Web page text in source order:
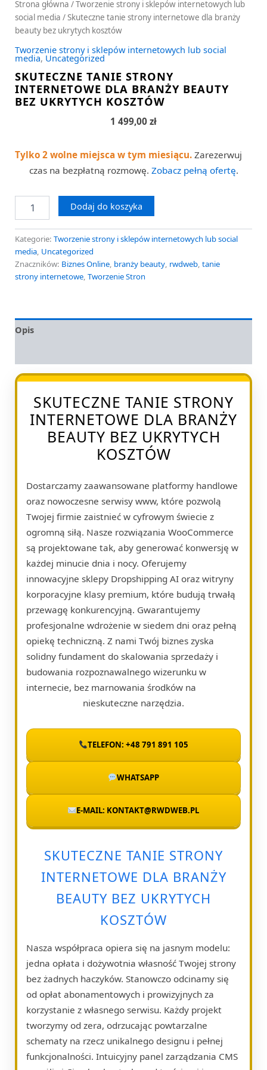
Strona główna /Tworzenie strony i sklepów internetowych lub
social media / Skuteczne tanie strony internetowe dla branży
beauty bez ukrytych kosztów
Tworzenie strony i sklepów internetowych lub social
media, Uncategorized
SKUTECZNE TANIE STRONY
INTERNETOWE DLA BRANŻY BEAUTY
BEZ UKRYTYCH KOSZTÓW
1 499,00 zł
Tylko 2 wolne miejsca w tym miesiącu. Zarezerwuj
czas na bezpłatną rozmowę. Zobacz pełną ofertę.
Dodaj do koszyka
Kategorie: Tworzenie strony i sklepów internetowych lub social
media, Uncategorized
Znaczników: Biznes Online, branży beauty, rwdweb, tanie
strony internetowe, Tworzenie Stron
Opis
SKUTECZNE TANIE STRONY
INTERNETOWE DLA BRANŻY
BEAUTY BEZ UKRYTYCH
KOSZTÓW
Dostarczamy zaawansowane platformy handlowe
oraz nowoczesne serwisy www, które pozwolą
Twojej firmie zaistnieć w cyfrowym świecie z
ogromną siłą. Nasze rozwiązania WooCommerce
są projektowane tak, aby generować konwersję w
każdej minucie dnia i nocy. Oferujemy
innowacyjne sklepy Dropshipping AI oraz witryny
korporacyjne klasy premium, które budują trwałą
przewagę konkurencyjną. Gwarantujemy
profesjonalne wdrożenie w siedem dni oraz pełną
opiekę techniczną. Z nami Twój biznes zyska
solidny fundament do skalowania sprzedaży i
budowania rozpoznawalnego wizerunku w
internecie, bez marnowania środków na
nieskuteczne narzędzia.
TELEFON: +48 791 891 105
WHATSAPP
E-MAIL: KONTAKT@RWDWEB.PL
SKUTECZNE TANIE STRONY
INTERNETOWE DLA BRANŻY
BEAUTY BEZ UKRYTYCH
KOSZTÓW
Nasza współpraca opiera się na jasnym modelu:
jedna opłata i dożywotnia własność Twojej strony
bez żadnych haczyków. Stanowczo odcinamy się
od opłat abonamentowych i prowizyjnych za
korzystanie z własnego serwisu. Każdy projekt
tworzymy od zera, odrzucając powtarzalne
schematy na rzecz unikalnego designu i pełnej
funkcjonalności. Intuicyjny panel zarządzania CMS